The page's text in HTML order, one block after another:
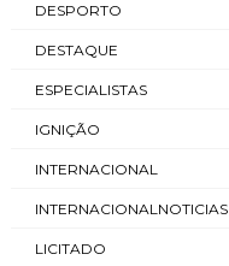
DESPORTO
DESTAQUE
ESPECIALISTAS
IGNIÇÃO
INTERNACIONAL
INTERNACIONALNOTICIAS
LICITADO